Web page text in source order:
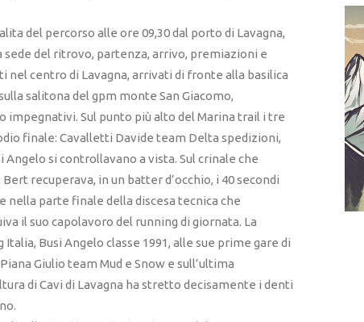
del percorso alle ore 09,30 dal porto di Lavagna,
del ritrovo, partenza, arrivo, premiazioni e
centro di Lavagna, arrivati di fronte alla basilica
salitona del gpm monte San Giacomo,
Sul punto più alto del Marina trail i tre
finale: Cavalletti Davide team Delta spedizioni,
Angelo si controllavano a vista. Sul crinale che
recuperava, in un batter d’occhio, i 40 secondi
nella parte finale della discesa tecnica che
il suo capolavoro del running di giornata. La
Busi Angelo classe 1991, alle sue prime gare di
Giulio team Mud e Snow e sull’ultima
di Cavi di Lavagna ha stretto decisamente i denti